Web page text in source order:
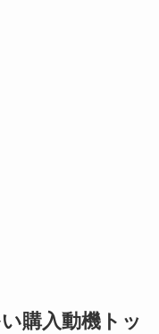
購入動機トッ